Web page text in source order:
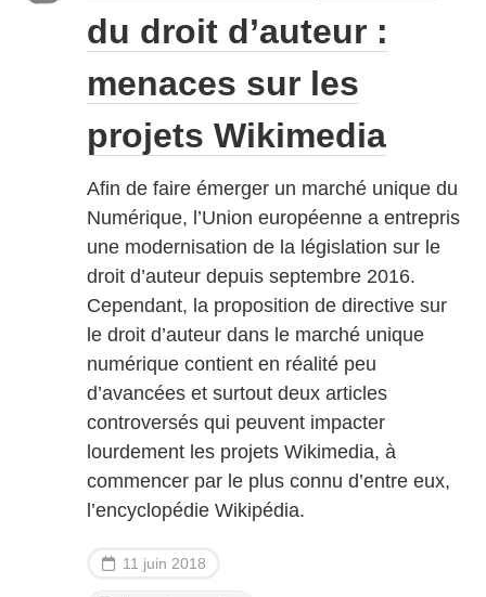
du droit d’auteur :
menaces sur les
projets Wikimedia
Afin de faire émerger un marché unique du
Numérique, l’Union européenne a entrepris
une modernisation de la législation sur le
droit d’auteur depuis septembre 2016.
Cependant, la proposition de directive sur
le droit d’auteur dans le marché unique
numérique contient en réalité peu
d’avancées et surtout deux articles
controversés qui peuvent impacter
lourdement les projets Wikimedia, à
commencer par le plus connu d’entre eux,
l’encyclopédie Wikipédia.
11 juin 2018